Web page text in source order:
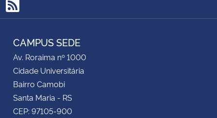
RSS
CAMPUS SEDE
Av. Roraima nº 1000
Cidade Universitária
Bairro Camobi
Santa Maria - RS
CEP: 97105-900